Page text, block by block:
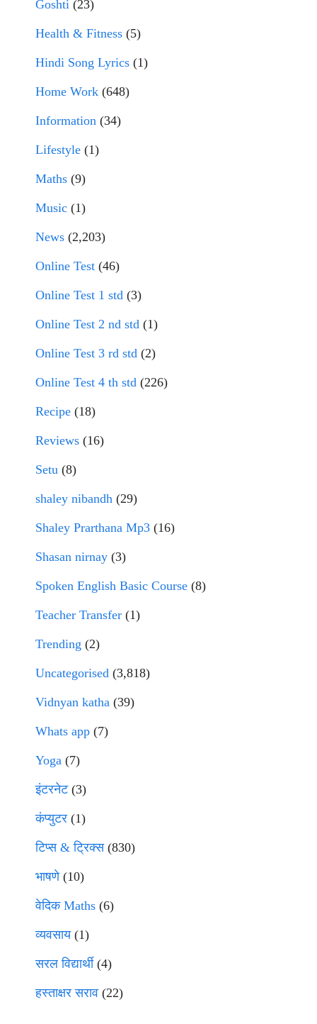
Goshti (23)
Health & Fitness (5)
Hindi Song Lyrics (1)
Home Work (648)
Information (34)
Lifestyle (1)
Maths (9)
Music (1)
News (2,203)
Online Test (46)
Online Test 1 std (3)
Online Test 2 nd std (1)
Online Test 3 rd std (2)
Online Test 4 th std (226)
Recipe (18)
Reviews (16)
Setu (8)
shaley nibandh (29)
Shaley Prarthana Mp3 (16)
Shasan nirnay (3)
Spoken English Basic Course (8)
Teacher Transfer (1)
Trending (2)
Uncategorised (3,818)
Vidnyan katha (39)
Whats app (7)
Yoga (7)
इंटरनेट(3)
कंप्युटर (1)
टिप्स & ट्रिक्स(830)
भाषणे(10)
वेदिक Maths (6)
व्यवसाय(1)
सरल विद्यार्थी(4)
हस्ताक्षर सराव (22)